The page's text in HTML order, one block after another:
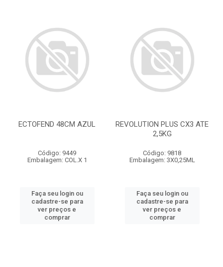
ECTOFEND 48CM AZUL
Código: 9449
Embalagem: COL.X 1
Faça seu login ou
cadastre-se para
ver preços e
comprar
REVOLUTION PLUS CX3 ATE
2,5KG
Código: 9818
Embalagem: 3X0,25ML
Faça seu login ou
cadastre-se para
ver preços e
comprar